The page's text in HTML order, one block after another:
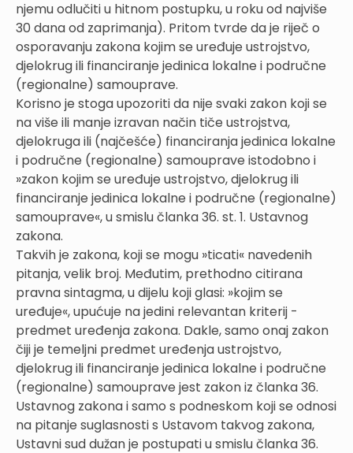
njemu odlučiti u hitnom postupku, u roku od najviše
30 dana od zaprimanja). Pritom tvrde da je riječ o
osporavanju zakona kojim se uređuje ustrojstvo,
djelokrug ili financiranje jedinica lokalne i područne
(regionalne) samouprave.
Korisno je stoga upozoriti da nije svaki zakon koji se
na više ili manje izravan način tiče ustrojstva,
djelokruga ili (najčešće) financiranja jedinica lokalne
i područne (regionalne) samouprave istodobno i
»zakon kojim se uređuje ustrojstvo, djelokrug ili
financiranje jedinica lokalne i područne (regionalne)
samouprave«, u smislu članka 36. st. 1. Ustavnog
zakona.
Takvih je zakona, koji se mogu »ticati« navedenih
pitanja, velik broj. Međutim, prethodno citirana
pravna sintagma, u dijelu koji glasi: »kojim se
uređuje«, upućuje na jedini relevantan kriterij -
predmet uređenja zakona. Dakle, samo onaj zakon
čiji je temeljni predmet uređenja ustrojstvo,
djelokrug ili financiranje jedinica lokalne i područne
(regionalne) samouprave jest zakon iz članka 36.
Ustavnog zakona i samo s podneskom koji se odnosi
na pitanje suglasnosti s Ustavom takvog zakona,
Ustavni sud dužan je postupati u smislu članka 36.